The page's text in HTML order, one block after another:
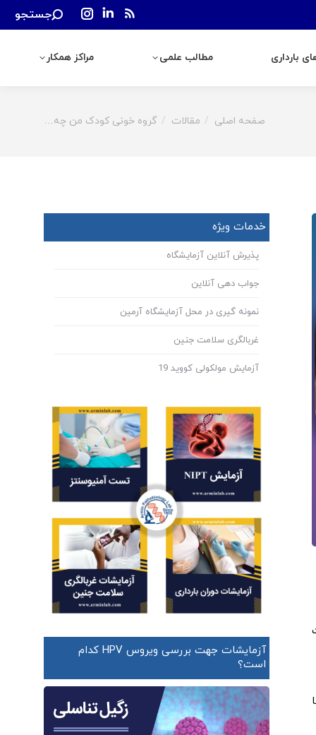
Rss
window
Linkedin
opens
window
Instagram
opens
Search:
جستجو
بارداری مطالب علمی مراکز همکار
You are here:
صفحه اصلی مقالات گروه خونی کودک من چه…
خدمات ویژه
پذیرش آنلاین آزمایشگاه
جواب دهی آنلاین
نمونه گیری در محل آزمایشگاه آرمین
غربالگری سلامت جنین
آزمایش مولکولی کووید 19
آزمایشات جهت بررسی ویروس HPV کدام
است؟
مراکز همکار